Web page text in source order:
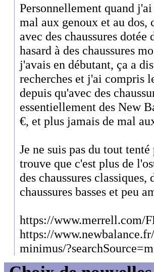
Personnellement quand
mal aux genoux et au
avec des chaussures dotée
hasard à des chaussures
j'avais en débutant, ça a
recherches et j'ai compris
depuis qu'avec des
essentiellement des New
€, et plus jamais de mal
Je ne suis pas du tout
trouve que c'est plus de
des chaussures
chaussures basses et peu
https://www.merrell.com/
https://
minimus/